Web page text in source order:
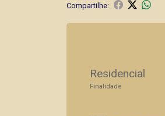
Compartilhe:
Residencial
Finalidade